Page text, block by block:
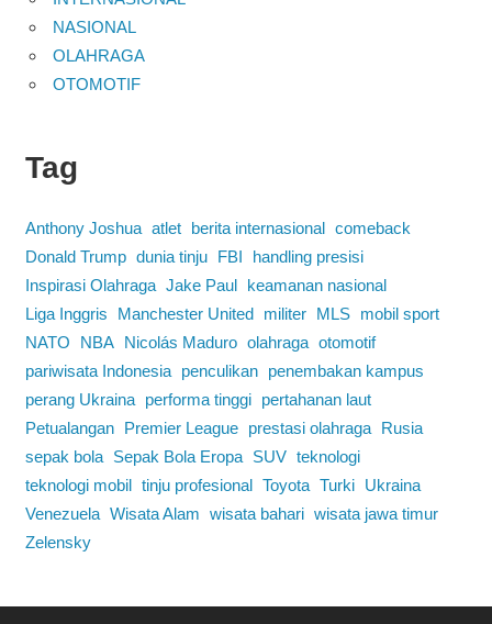
NASIONAL
OLAHRAGA
OTOMOTIF
Tag
Anthony Joshua atlet berita internasional comeback
Donald Trump dunia tinju FBI
handling presisi
Inspirasi Olahraga Jake Paul
keamanan nasional
Liga Inggris
Manchester United militer MLS
mobil sport
NATO
NBA Nicolás Maduro olahraga otomotif
pariwisata Indonesia
penculikan
penembakan kampus
perang Ukraina
performa tinggi
pertahanan laut
Petualangan
Premier League prestasi olahraga
Rusia
sepak bola
Sepak Bola Eropa SUV teknologi
teknologi mobil tinju profesional Toyota Turki
Ukraina
Venezuela Wisata Alam wisata bahari wisata jawa timur
Zelensky